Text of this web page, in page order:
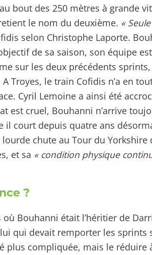
bout des 250 mètres à grande
le nom du deuxième. «
selon Christophe Laporte.
de sa saison, son équipe
sur les deux précédents
Troyes, le train Cofidis n’a en
Cyril Lemoine a ainsi été
est cruel, Bouhanni n’arrive
il court depuis quatre ans
lourde chute au Tour du
et sa « condition physique
?
Bouhanni était l’héritier de
qui devait remporter les sprints
plus compliquée, mais le réduire